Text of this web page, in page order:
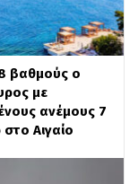
βαθμούς ο
με
ανέμους 7
Αιγαίο